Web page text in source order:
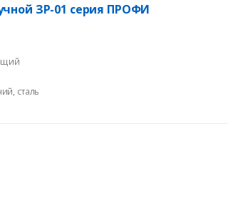
ЗР-01 серия ПРОФИ
сталь